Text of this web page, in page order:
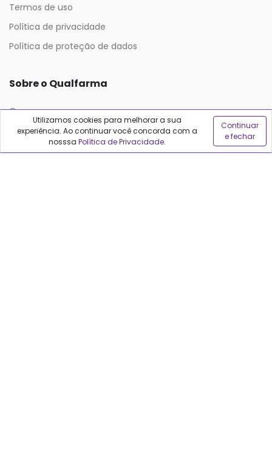
Termos de uso
Política de privacidade
Política de proteção de dados
Sobre o Qualfarma
Quem somos
Blog
Utilizamos cookies para melhorar a sua
experiência. Ao continuar você concorda com a
nosssa Política de Privacidade.
Continuar
e fechar